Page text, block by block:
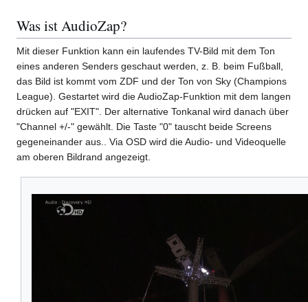
Was ist AudioZap?
Mit dieser Funktion kann ein laufendes TV-Bild mit dem Ton
eines anderen Senders geschaut werden, z. B. beim Fußball,
das Bild ist kommt vom ZDF und der Ton von Sky (Champions
League). Gestartet wird die AudioZap-Funktion mit dem langen
drücken auf "EXIT". Der alternative Tonkanal wird danach über
"Channel +/-" gewählt. Die Taste "0" tauscht beide Screens
gegeneinander aus.. Via OSD wird die Audio- und Videoquelle
am oberen Bildrand angezeigt.